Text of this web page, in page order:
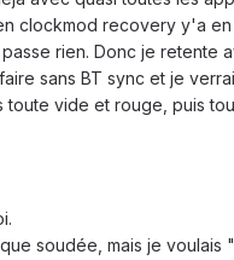
clockmod recovery y'a en
rien. Donc je retente
sans BT sync et je
toute vide et rouge, puis
soudée, mais je voulais